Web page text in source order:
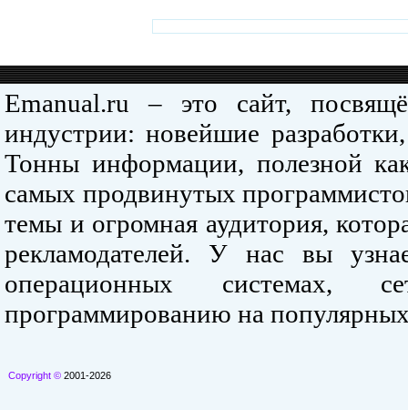
Emanual.ru – это сайт,
индустрии: новейшие
Тонны информации, полезной
самых продвинутых
темы и огромная аудитория,
рекламодателей. У нас вы
операционных системах,
программированию на
Copyright © 2001-2026